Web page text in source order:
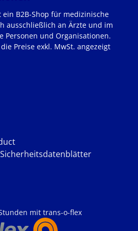
Sicherheitsdatenblätter
ein B2B-Shop für medizinische
ausschließlich an Ärzte und im
Personen und Organisationen.
Preise exkl. MwSt. angezeigt
mit trans-o-flex